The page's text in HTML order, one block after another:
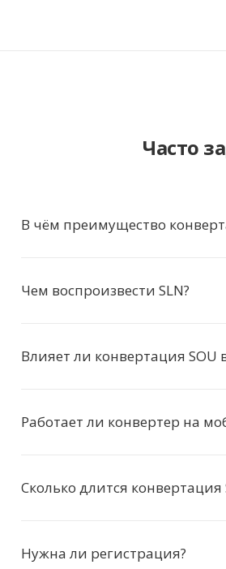
Часто
В чём преимущество
Чем воспроизвести SLN?
Влияет ли конвертация SOU
Работает ли конвертер на
Сколько длится конвертация
Нужна ли регистрация?